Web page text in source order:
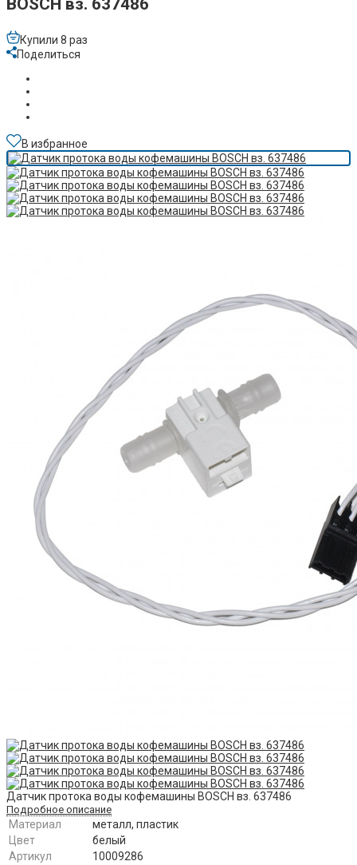
BOSCH вз. 637486
Купили 8 раз
Поделиться
В избранное
Датчик протока воды кофемашины BOSCH вз. 637486
Подробное описание
Материал
металл, пластик
Цвет
белый
Артикул
10009286